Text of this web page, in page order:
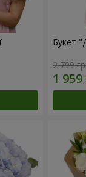
Букет
2 799